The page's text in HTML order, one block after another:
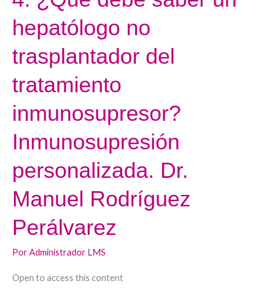
hepatólogo no
trasplantador del
tratamiento
inmunosupresor?
Inmunosupresión
personalizada. Dr.
Manuel Rodríguez
Perálvarez
PorAdministrador LMS
Open to access this content
¿Qué
debe
no
trasplantador
del
tratamiento
Inmunosupresión
personalizada.
Dr.
Manuel
Rodríguez
Perálvarez